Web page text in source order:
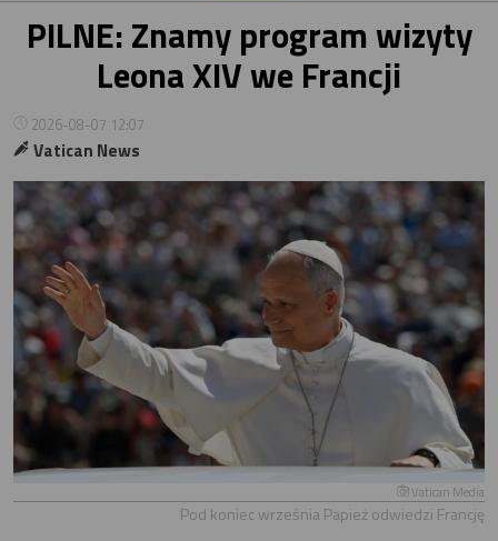
PILNE: Znamy program wizyty
Leona XIV we Francji
2026-08-07 12:07
Vatican News
Vatican Media
Pod koniec września Papież odwiedzi Francję